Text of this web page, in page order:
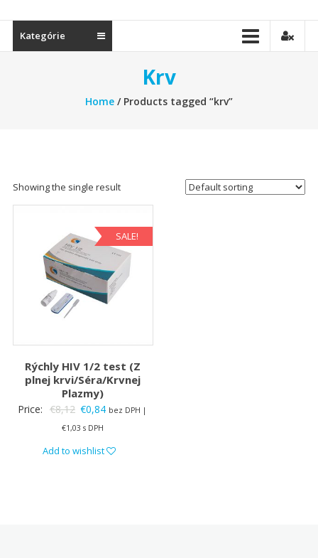
Kategórie
Krv
Home/ Products tagged “krv”
Showing the single result
SALE!
Rýchly HIV 1/2 test (Z
plnej krvi/Séra/Krvnej
Plazmy)
Price: €8,12 Original
price
was:
€0,84Current
is:
bez DPH |
€1,03 s DPH
Add to wishlist